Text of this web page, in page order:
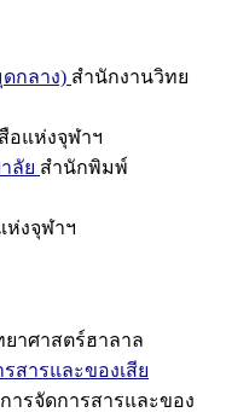
กลาง) สำนักงานวิทย
อแห่งจุฬาฯ
ลัย สำนักพิมพ์
ห่งจุฬาฯ
าศาสตร์ฮาลาล
สารและของเสีย
ารจัดการสารและของ